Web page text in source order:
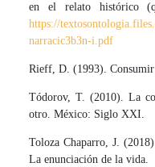
en el relato histórico
https://
narracic3b3n-i.pdf
Rieff, D. (1993). Consumir
Tódorov, T. (2010). La
otro. México: Siglo XXI.
Toloza Chaparro, J.
La enunciación de la vida.